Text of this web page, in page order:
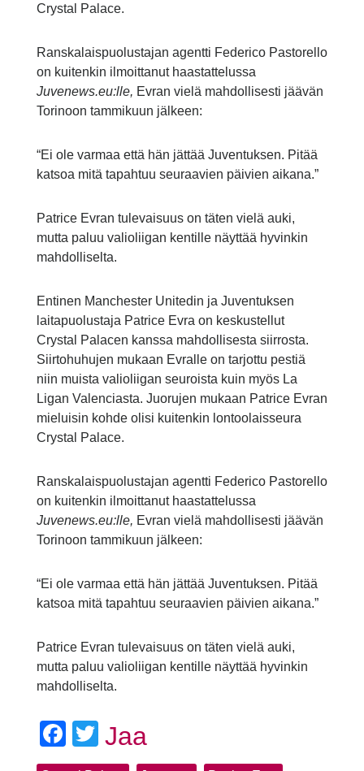
Crystal Palace.
Ranskalaispuolustajan agentti Federico Pastorello
on kuitenkin ilmoittanut haastattelussa
Juvenews.eu:lle, Evran vielä mahdollisesti jäävän
Torinoon tammikuun jälkeen:
“Ei ole varmaa että hän jättää Juventuksen. Pitää
katsoa mitä tapahtuu seuraavien päivien aikana.”
Patrice Evran tulevaisuus on täten vielä auki,
mutta paluu valioliigan kentille näyttää hyvinkin
mahdolliselta.
Entinen Manchester Unitedin ja Juventuksen
laitapuolustaja Patrice Evra on keskustellut
Crystal Palacen kanssa mahdollisesta siirrosta.
Siirtohuhujen mukaan Evralle on tarjottu pestiä
niin muista valioliigan seuroista kuin myös La
Ligan Valenciasta. Juorujen mukaan Patrice Evran
mieluisin kohde olisi kuitenkin lontoolaisseura
Crystal Palace.
Ranskalaispuolustajan agentti Federico Pastorello
on kuitenkin ilmoittanut haastattelussa
Juvenews.eu:lle, Evran vielä mahdollisesti jäävän
Torinoon tammikuun jälkeen:
“Ei ole varmaa että hän jättää Juventuksen. Pitää
katsoa mitä tapahtuu seuraavien päivien aikana.”
Patrice Evran tulevaisuus on täten vielä auki,
mutta paluu valioliigan kentille näyttää hyvinkin
mahdolliselta.
Facebook
Twitter
Jaa